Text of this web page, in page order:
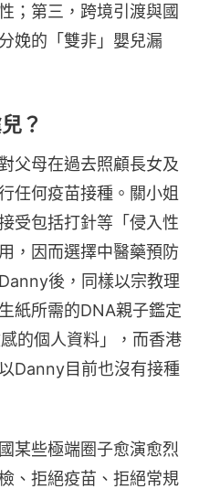
；第三，跨境引渡與國
娩的「雙非」嬰兒漏
？
父母在過去照顧長女及
任何疫苗接種。關小姐
受包括打針等「侵入性
，因而選擇中醫藥預防
後，同樣以宗教理
紙所需的DNA親子鑑定
的個人資料」，而香港
Danny目前也沒有接種
某些極端圈子愈演愈烈
、拒絕疫苗、拒絕常規